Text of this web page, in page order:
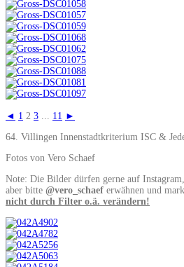
◄ 1 2 3 ... 11 ►
64. Villingen Innenstadtkriterium ISC &
Fotos von Vero Schaef
Note: Die Bilder dürfen gerne auf
aber bitte @vero_schaef erwähnen und
nicht durch Filter o.ä. verändern!